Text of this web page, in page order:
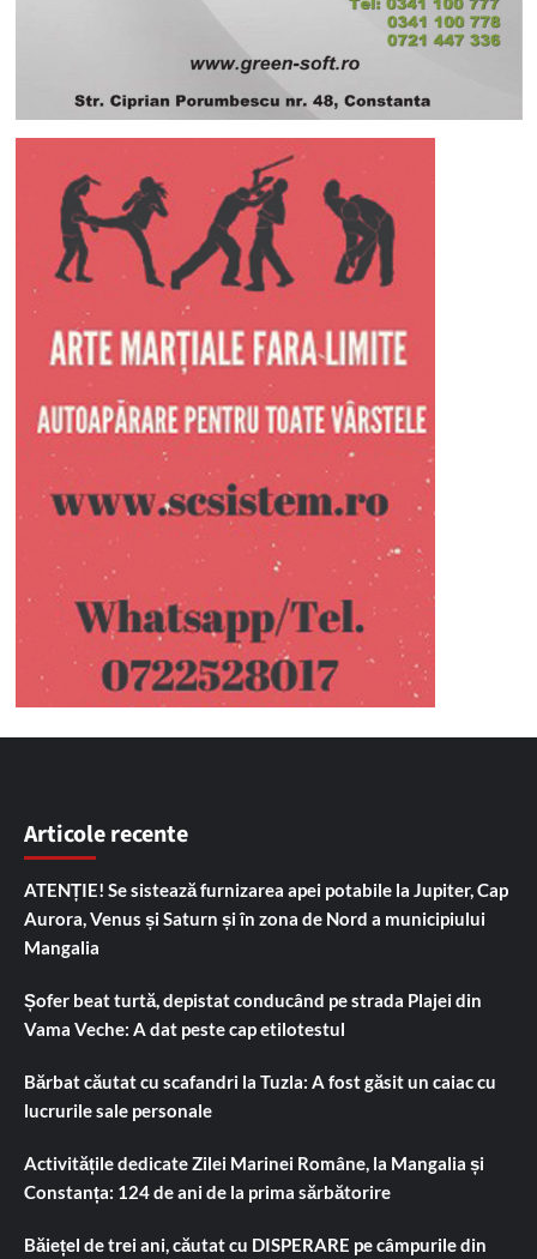
Articole recente
ATENȚIE! Se sistează furnizarea apei potabile la Jupiter, Cap
Aurora, Venus și Saturn și în zona de Nord a municipiului
Mangalia
Șofer beat turtă, depistat conducând pe strada Plajei din
Vama Veche: A dat peste cap etilotestul
Bărbat căutat cu scafandri la Tuzla: A fost găsit un caiac cu
lucrurile sale personale
Activitățile dedicate Zilei Marinei Române, la Mangalia și
Constanța: 124 de ani de la prima sărbătorire
Băiețel de trei ani, căutat cu DISPERARE pe câmpurile din